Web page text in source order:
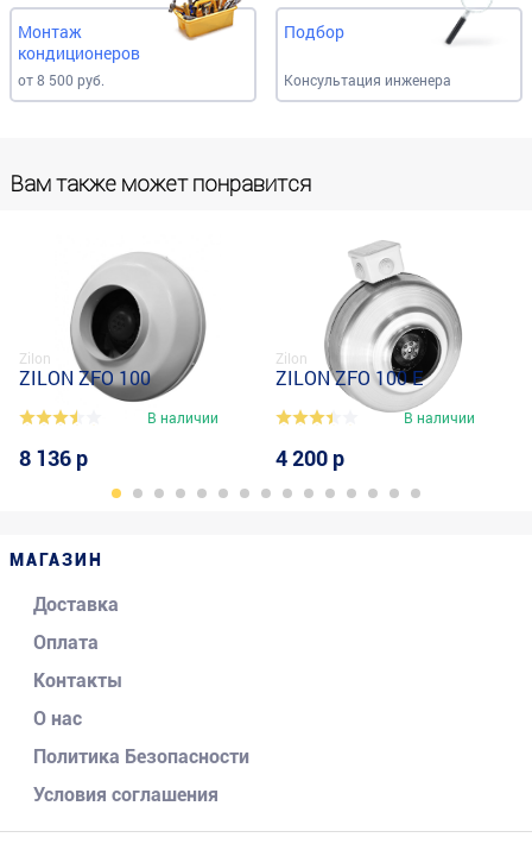
Монтаж
кондиционеров
от 8 500 руб.
Подбор
Консультация инженера
Вам также может понравится
Zilon
ZILON ZFO 100
В наличии
8 136 р
Zilon
ZILON ZFO 100 E
В наличии
4 200 р
МАГАЗИН
Доставка
Оплата
Контакты
О нас
Политика Безопасности
Условия соглашения